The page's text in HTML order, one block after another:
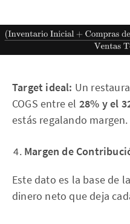
Target ideal: Un
COGS entre el 28% y el
estás regalando margen.
Margen de
Este dato es la base de la
dinero neto que deja